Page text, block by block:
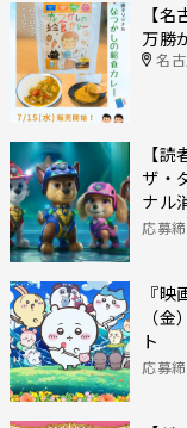
【
万勝
名
【
ザ・
ナル
応募
『
（
ト
応募